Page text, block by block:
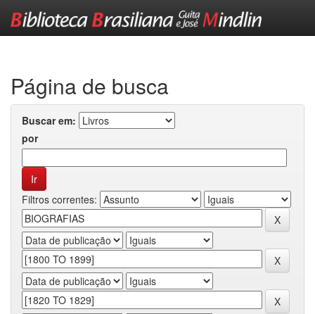
Página de busca
Buscar em:
por
Filtros correntes: